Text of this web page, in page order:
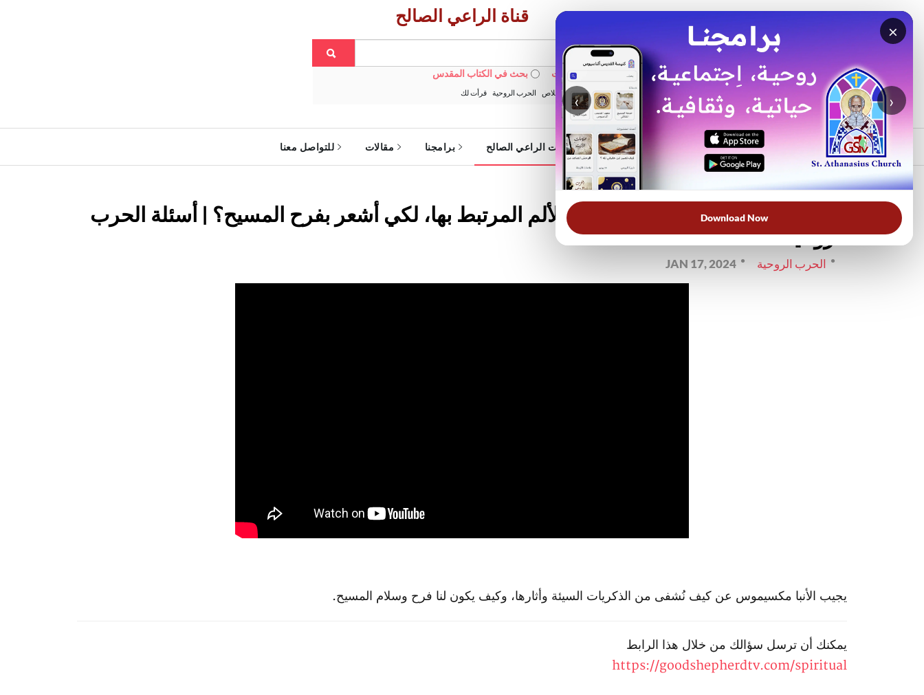
×
‹ ›
Download Now
قناة الراعي الصالح
بحث في الويبسايت بحث في الكتاب المقدس
الأكثر بحثًا: خبزنا اليومي الخلاص الحرب الروحية قرأت لك
الرئيسية خدمات الراعي الصالح برامجنا مقالات للتواصل معنا
الرئيسية الحرب الروحية
كيف أتخلص من الذكريات السيئة والألم المرتبط بها، لكي أشعر بفرح المسيح؟ | أسئلة الحرب
الروحية
الحرب الروحية JAN 17, 2024
يجيب الأنبا مكسيموس عن كيف نُشفى من الذكريات السيئة وأثارها، وكيف يكون لنا فرح وسلام المسيح.
يمكنك أن ترسل سؤالك من خلال هذا الرابط
https://goodshepherdtv.com/spiritual